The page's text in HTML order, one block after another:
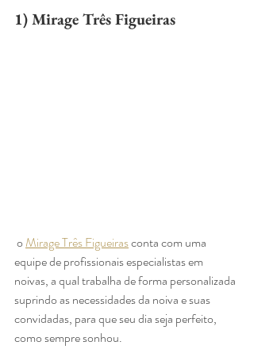
1) Mirage Três Figueiras
o Mirage Três Figueiras conta com uma
equipe de profissionais especialistas em
noivas, a qual trabalha de forma personalizada
suprindo as necessidades da noiva e suas
convidadas, para que seu dia seja perfeito,
como sempre sonhou.